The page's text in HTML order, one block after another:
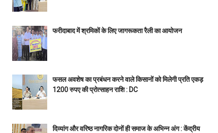
फरीदाबाद में श्रमिकों के लिए जागरूकता रैली का आयोजन
फसल अवशेष का प्रबंधन करने वाले किसानों को मिलेगी प्रति एकड़
1200 रुपए की प्रोत्साहन राशि : DC
दिव्यांग और वरिष्ठ नागरिक दोनों ही समाज के अभिन्न अंग : केंद्रीय